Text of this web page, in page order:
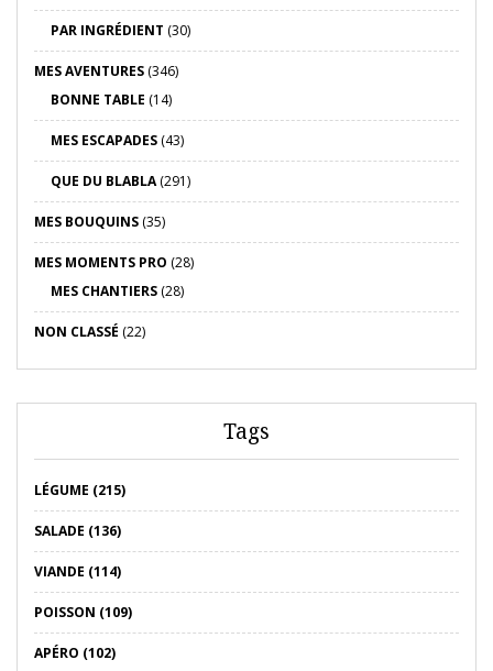
PAR INGRÉDIENT (30)
MES AVENTURES (346)
BONNE TABLE (14)
MES ESCAPADES (43)
QUE DU BLABLA(291)
MES BOUQUINS (35)
MES MOMENTS PRO (28)
MES CHANTIERS (28)
NON CLASSÉ (22)
Tags
LÉGUME (215)
SALADE (136)
VIANDE (114)
POISSON (109)
APÉRO (102)